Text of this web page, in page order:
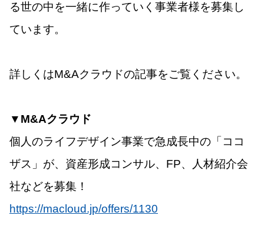
る世の中を一緒に作っていく事業者様を募集し
ています。
詳しくはM&Aクラウドの記事をご覧ください。
▼ M&Aクラウド
個人のライフデザイン事業で急成長中の「ココ
ザス」が、資産形成コンサル、FP、人材紹介会
社などを募集！
https://macloud.jp/offers/1130